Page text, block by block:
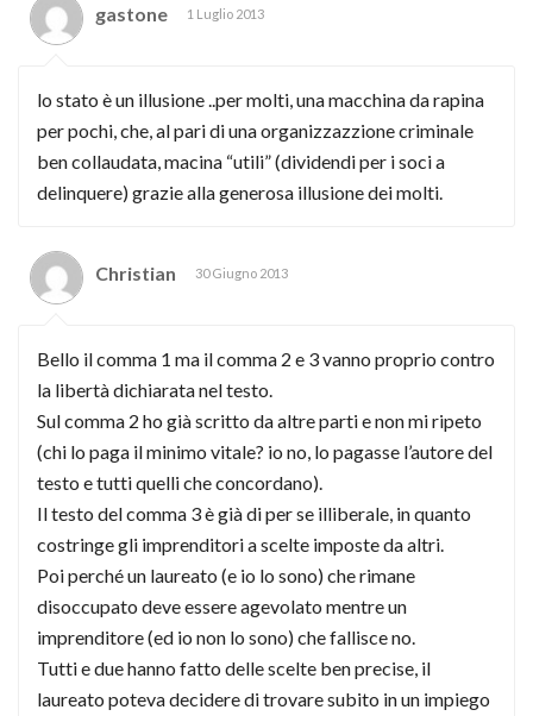
gastone 1 Luglio 2013
lo stato è un illusione ..per molti, una macchina da rapina
per pochi, che, al pari di una organizzazzione criminale
ben collaudata, macina “utili” (dividendi per i soci a
delinquere) grazie alla generosa illusione dei molti.
Christian 30 Giugno 2013
Bello il comma 1 ma il comma 2 e 3 vanno proprio contro
la libertà dichiarata nel testo.
Sul comma 2 ho già scritto da altre parti e non mi ripeto
(chi lo paga il minimo vitale? io no, lo pagasse l’autore del
testo e tutti quelli che concordano).
Il testo del comma 3 è già di per se illiberale, in quanto
costringe gli imprenditori a scelte imposte da altri.
Poi perché un laureato (e io lo sono) che rimane
disoccupato deve essere agevolato mentre un
imprenditore (ed io non lo sono) che fallisce no.
Tutti e due hanno fatto delle scelte ben precise, il
laureato poteva decidere di trovare subito in un impiego